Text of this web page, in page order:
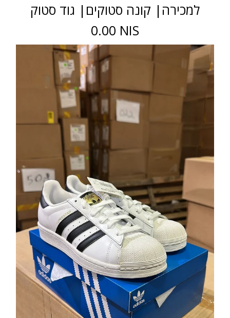
למכירה| קונה סטוקים| גוד סטוק
0.00 NIS